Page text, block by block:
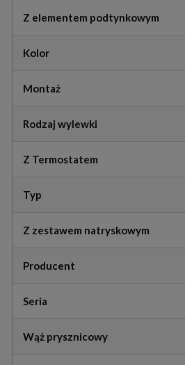
Z elementem podtynkowym
Kolor
Montaż
Rodzaj wylewki
Z Termostatem
Typ
Z zestawem natryskowym
Producent
Seria
Wąż prysznicowy